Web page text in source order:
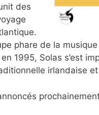
des
phare de la
1995, Solas s’est
irlandaise